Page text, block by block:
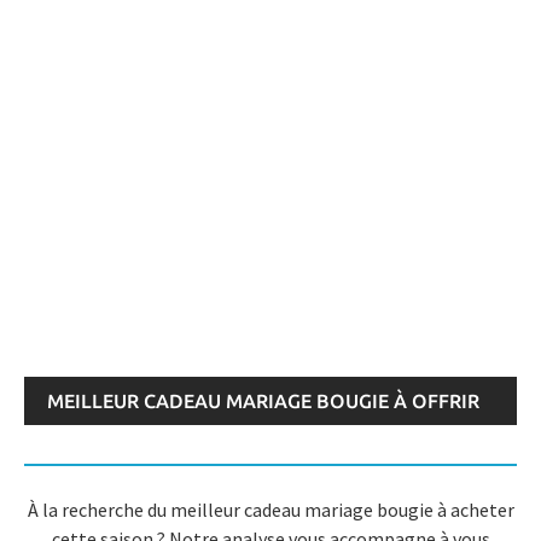
MEILLEUR CADEAU MARIAGE BOUGIE À OFFRIR
À la recherche du meilleur cadeau mariage bougie à acheter